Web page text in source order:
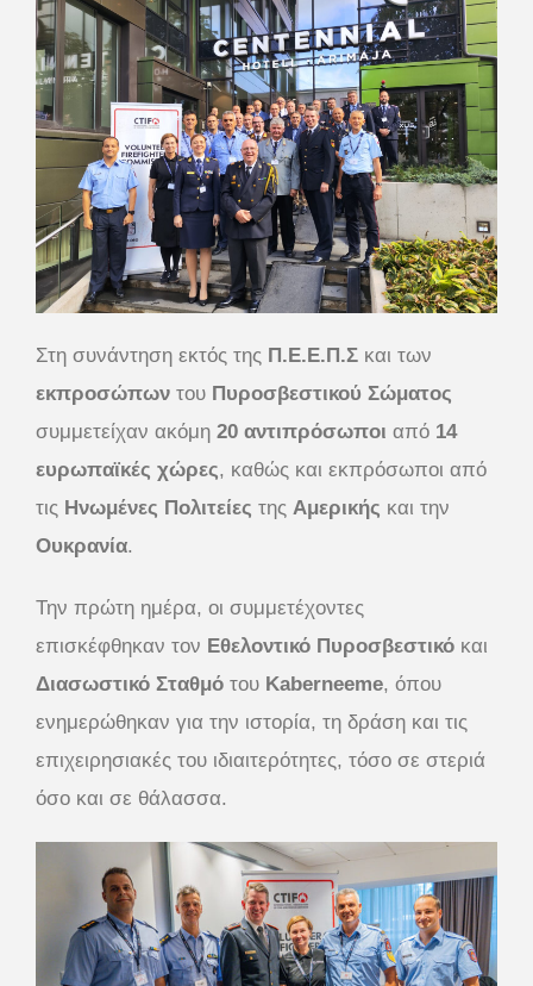
Στη συνάντηση εκτός της Π.Ε.Ε.Π.Σ και των
εκπροσώπων του Πυροσβεστικού Σώματος
συμμετείχαν ακόμη 20 αντιπρόσωποι από 14
ευρωπαϊκές χώρες, καθώς και εκπρόσωποι από
τις Ηνωμένες Πολιτείες της Αμερικής και την
Ουκρανία.
Την πρώτη ημέρα, οι συμμετέχοντες
επισκέφθηκαν τον Εθελοντικό Πυροσβεστικό και
Διασωστικό Σταθμό του Kaberneeme, όπου
ενημερώθηκαν για την ιστορία, τη δράση και τις
επιχειρησιακές του ιδιαιτερότητες, τόσο σε στεριά
όσο και σε θάλασσα.